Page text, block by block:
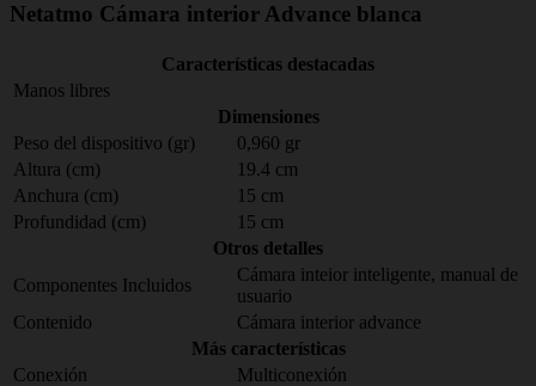
Netatmo Cámara interior Advance blanca
Características destacadas
Manos libres
Dimensiones
Peso del dispositivo (gr)
0,960 gr
Altura (cm)
19.4 cm
Anchura (cm)
15 cm
Profundidad (cm)
15 cm
Otros detalles
Componentes Incluidos
Cámara inteior inteligente, manual de
usuario
Contenido
Cámara interior advance
Más características
Conexión
Multiconexión